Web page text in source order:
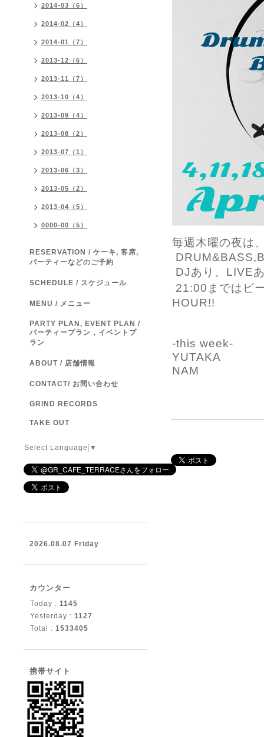
毎週木曜の夜は
DJあり、LIVE
21:00まではビ
HOUR!!
-this week-
YUTAKA
NAM
2014-03（6）
2014-02（4）
2014-01（7）
2013-12（6）
2013-11（7）
2013-10（4）
2013-09（4）
2013-08（2）
2013-07（1）
2013-06（3）
2013-05（2）
2013-04（5）
0000-00（5）
RESERVATION / ケーキ, 客席,
パーティーなどのご予約
SCHEDULE / スケジュール
MENU / メニュー
PARTY PLAN, EVENT PLAN /
パーティープラン，イベントプ
ラン
ABOUT / 店舗情報
CONTACT/ お問い合わせ
GRIND RECORDS
TAKE OUT
Select Language ▼
2026.08.07 Friday
カウンター
Today : 1145
Yesterday : 1127
Total : 1533405
携帯サイト